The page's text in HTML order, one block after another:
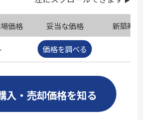
価格 妥当な価格 新築時
- 価格を調べる
入・売却価格を知る